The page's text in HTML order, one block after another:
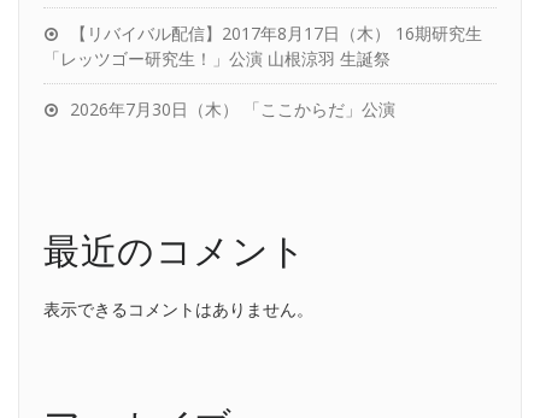
【リバイバル配信】2017年8月17日（木） 16期研究生
「レッツゴー研究生！」公演 山根涼羽 生誕祭
2026年7月30日（木） 「ここからだ」公演
最近のコメント
表示できるコメントはありません。